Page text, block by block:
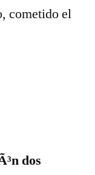
cometido el
dos